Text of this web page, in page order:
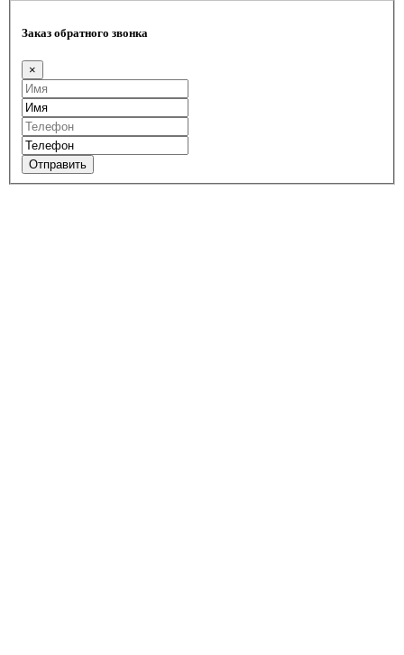
Заказ обратного звонка
×
Отправить